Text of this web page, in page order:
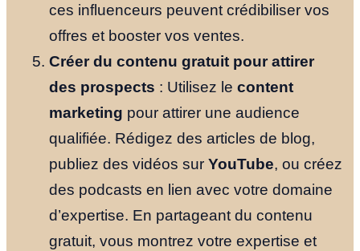
Accueil
Nos
ces influenceurs peuvent crédibiliser vos
offres et booster vos ventes.
Créer du contenu gratuit pour attirer
des prospects : Utilisez lecontent
marketing pour attirer une audience
qualifiée. Rédigez des articles de blog,
publiez des vidéos surYouTube, ou créez
des podcasts en lien avec votre domaine
d’expertise. En partageant du contenu
gratuit, vous montrez votre expertise et